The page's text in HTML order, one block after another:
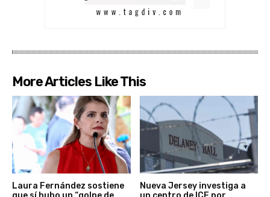
More Articles Like This
Laura Fernández sostiene
Nueva Jersey investiga a